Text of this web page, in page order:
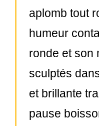
aplomb tout
humeur
ronde et son
sculptés
et brillante
pause